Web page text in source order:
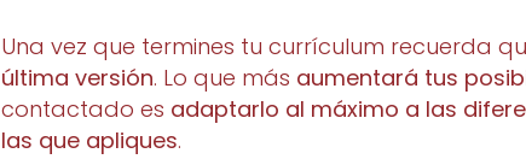
Una vez que termines tu currículum recuerda
última versión. Lo que más aumentará tus
contactado es adaptarlo al máximo a las
las que apliques.